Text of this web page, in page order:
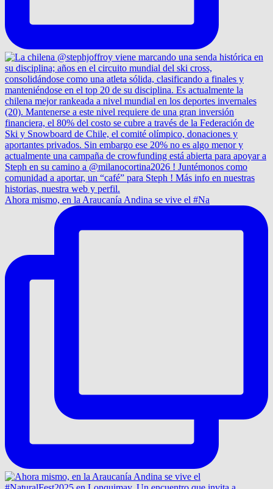
Ahora mismo, en la Araucanía Andina se vive el #Na